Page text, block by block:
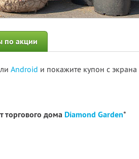
по акции
Android и покажите купон с экрана
торгового дома Diamond Garden*